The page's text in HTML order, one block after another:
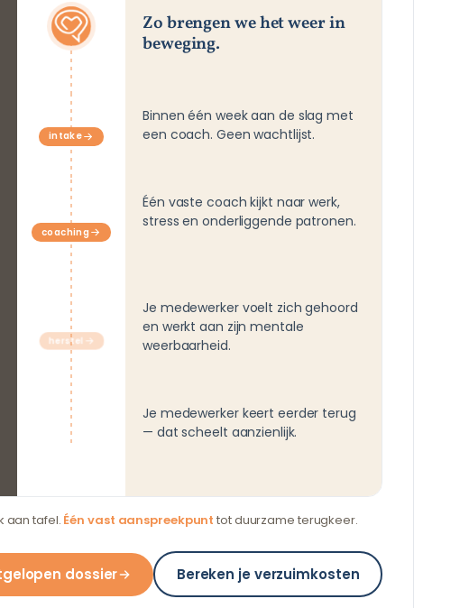
Zo brengen we het weer in
beweging.
intake
Binnen één week aan de slag met
een coach. Geen wachtlijst.
coaching
Één vaste coach kijkt naar werk,
stress en onderliggende patronen.
herstel
Je medewerker voelt zich gehoord
en werkt aan zijn mentale
weerbaarheid.
terugkeer
Je medewerker keert eerder terug
— dat scheelt aanzienlijk.
aan tafel. Één vast aanspreekpunt tot duurzame terugkeer.
dossier Bereken je verzuimkosten